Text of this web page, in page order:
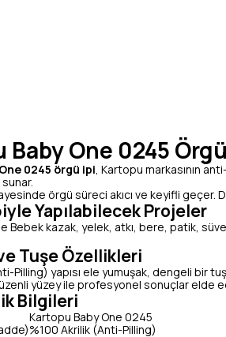
Baby One 0245
0245 örgü ipi, Kartopu markasının
örgü süreci akıcı ve keyifli geçer.
Yapılabilecek Projeler
Bebek kazak, yelek, atkı, bere, patik,
Tuşe Özellikleri
Pilling) yapısı ele yumuşak, dengeli bir
yüzey ile profesyonel sonuçlar elde
Bilgileri
Kartopu Baby One 0245
%100 Akrilik (Anti-Pilling)